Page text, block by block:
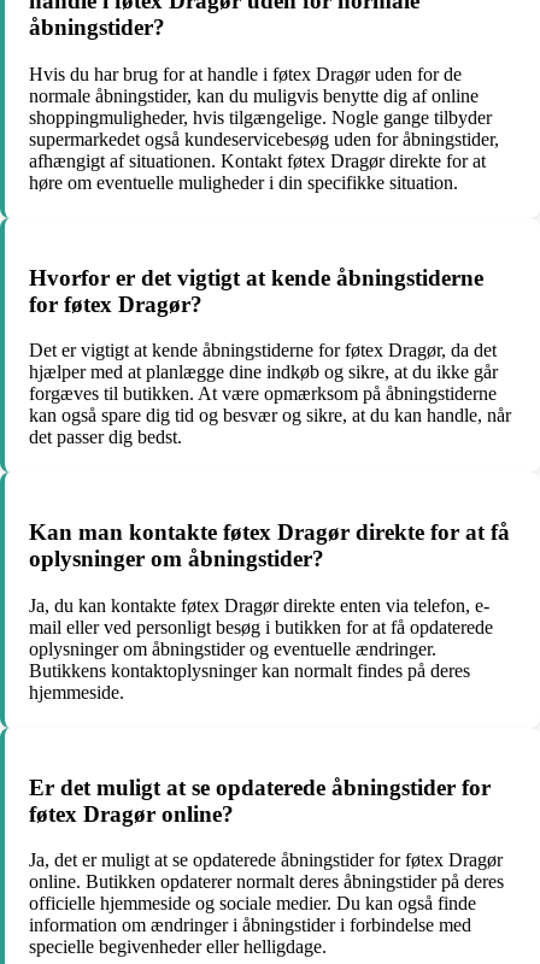
åbningstider?
Hvis du har brug for at handle i føtex Dragør uden for de
normale åbningstider, kan du muligvis benytte dig af online
shoppingmuligheder, hvis tilgængelige. Nogle gange tilbyder
supermarkedet også kundeservicebesøg uden for åbningstider,
afhængigt af situationen. Kontakt føtex Dragør direkte for at
høre om eventuelle muligheder i din specifikke situation.
Hvorfor er det vigtigt at kende åbningstiderne
for føtex Dragør?
Det er vigtigt at kende åbningstiderne for føtex Dragør, da det
hjælper med at planlægge dine indkøb og sikre, at du ikke går
forgæves til butikken. At være opmærksom på åbningstiderne
kan også spare dig tid og besvær og sikre, at du kan handle, når
det passer dig bedst.
Kan man kontakte føtex Dragør direkte for at få
oplysninger om åbningstider?
Ja, du kan kontakte føtex Dragør direkte enten via telefon, e-
mail eller ved personligt besøg i butikken for at få opdaterede
oplysninger om åbningstider og eventuelle ændringer.
Butikkens kontaktoplysninger kan normalt findes på deres
hjemmeside.
Er det muligt at se opdaterede åbningstider for
føtex Dragør online?
Ja, det er muligt at se opdaterede åbningstider for føtex Dragør
online. Butikken opdaterer normalt deres åbningstider på deres
officielle hjemmeside og sociale medier. Du kan også finde
information om ændringer i åbningstider i forbindelse med
specielle begivenheder eller helligdage.